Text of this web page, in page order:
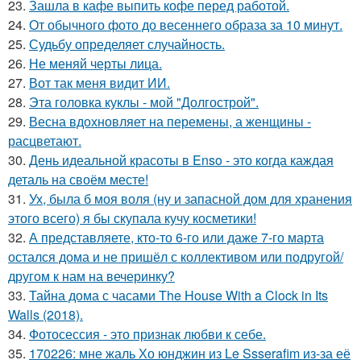
23. Зашла в кафе выпить кофе перед работой.
24. От обычного фото до весеннего образа за 10 минут.
25. Судьбу определяет случайность.
26. Не меняй черты лица.
27. Вот так меня видит ИИ.
28. Эта головка куклы - мой "Долгострой".
29. Весна вдохновляет на перемены, а женщины -
расцветают.
30. День идеальной красоты в Enso - это когда каждая
деталь на своём месте!
31. Ух, была б моя воля (ну и запасной дом для хранения
этого всего) я бы скупала кучу косметики!
32. А представляете, кто-то 6-го или даже 7-го марта
остался дома и не пришёл с коллективом или подругой/
другом к нам на вечеринку?
33. Тайна дома с часами The House With a Clock in Its
Walls (2018).
34. Фотосессия - это признак любви к себе.
35. 170226: мне жаль Хо юнджин из Le Ssserafim из-за её